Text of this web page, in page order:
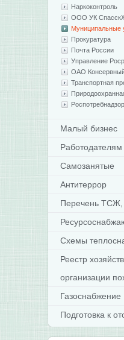
Наркоконтроль
ООО УК
Муниципальные
Прокуратура
Почта России
Управление
ОАО
Транспортная
Роспотребнадзор
Малый бизнес
Работодателям
Самозанятые
Антитеррор
Перечень
Схемы
Реестр
организации
Газоснабжение
Подготовка к